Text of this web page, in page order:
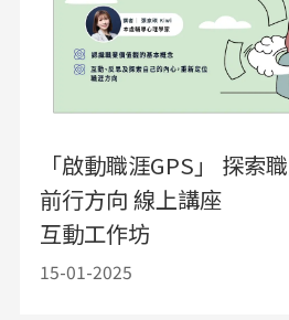
「啟動職涯GPS」 探索
前行方向 線上講座
互動工作坊
15-01-2025